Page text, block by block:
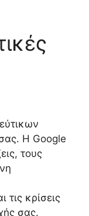
Η Google
τους
κρίσεις
σας.